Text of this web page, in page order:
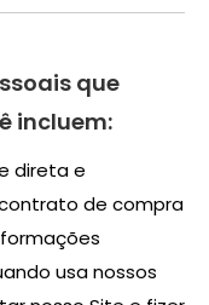
que
incluem:
direta e
de compra
usa nossos